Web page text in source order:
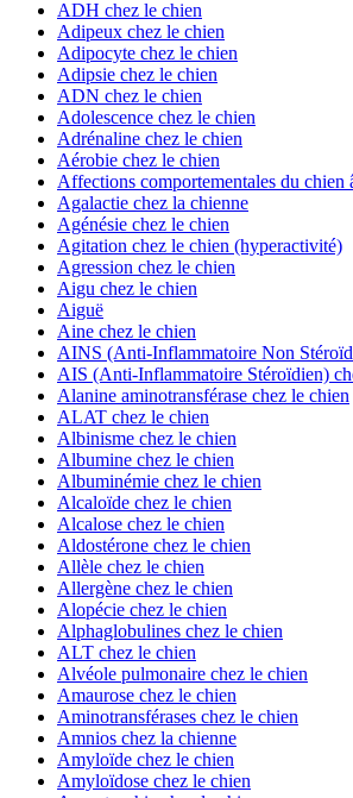
ADH chez le chien
Adipeux chez le chien
Adipocyte chez le chien
Adipsie chez le chien
ADN chez le chien
Adolescence chez le chien
Adrénaline chez le chien
Aérobie chez le chien
Affections comportementales du chien
Agalactie chez la chienne
Agénésie chez le chien
Agitation chez le chien (hyperactivité)
Agression chez le chien
Aigu chez le chien
Aiguë
Aine chez le chien
AINS (Anti-Inflammatoire Non
AIS (Anti-Inflammatoire Stéroïdien)
Alanine aminotransférase chez le chien
ALAT chez le chien
Albinisme chez le chien
Albumine chez le chien
Albuminémie chez le chien
Alcaloïde chez le chien
Alcalose chez le chien
Aldostérone chez le chien
Allèle chez le chien
Allergène chez le chien
Alopécie chez le chien
Alphaglobulines chez le chien
ALT chez le chien
Alvéole pulmonaire chez le chien
Amaurose chez le chien
Aminotransférases chez le chien
Amnios chez la chienne
Amyloïde chez le chien
Amyloïdose chez le chien